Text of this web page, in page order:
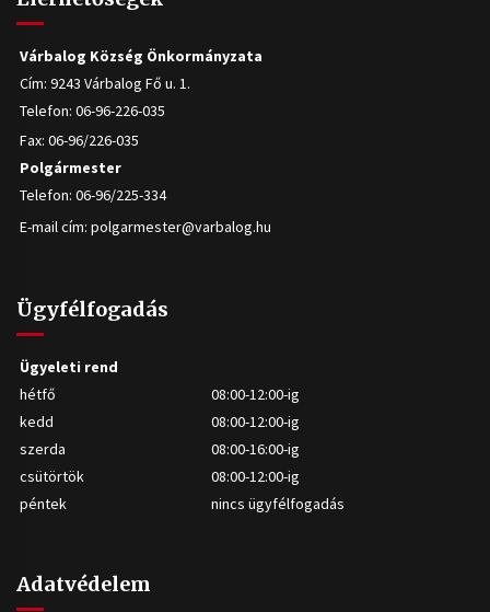
Várbalog Község Önkormányzata
Cím: 9243 Várbalog Fő u. 1.
Telefon: 06-96-226-035
Fax: 06-96/226-035
Polgármester
Telefon: 06-96/225-334
E-mail cím: polgarmester@varbalog.hu
Ügyfélfogadás
Ügyeleti rend
hétfő
08:00-12:00-ig
kedd
08:00-12:00-ig
szerda
08:00-16:00-ig
csütörtök
08:00-12:00-ig
péntek
nincs ügyfélfogadás
Adatvédelem